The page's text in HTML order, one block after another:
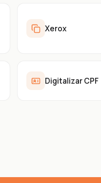
Xerox
Digitalizar CPF